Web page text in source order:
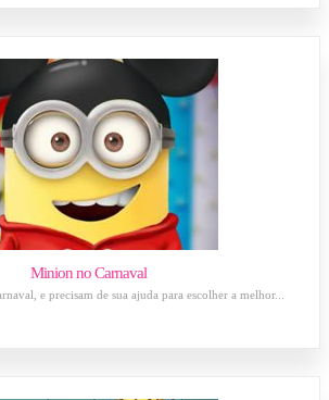
Minion no Carnaval
e precisam de sua ajuda para escolher a melhor...